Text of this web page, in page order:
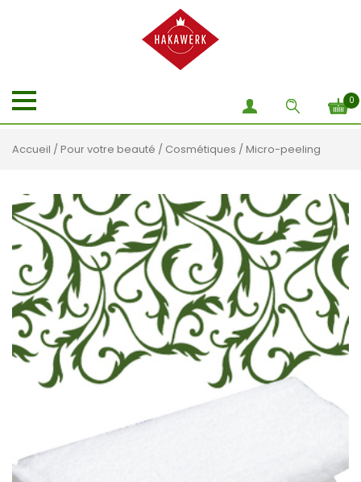
0
Accueil / Pour votre beauté / Cosmétiques / Micro-peeling